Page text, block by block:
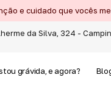
e cuidado que vocês
da Silva, 324 -
grávida, e agora?